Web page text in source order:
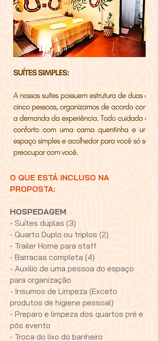
O QUE ESTÁ INCLUSO NA
PROPOSTA:
HOSPEDAGEM
- Suítes duplas (3)
- Quarto Duplo ou triplos (2)
- Trailer Home para staff
- Barracas completa (4)
- Auxilio de uma pessoa do espaço
para organização
- Insumos de Limpeza (Exceto
produtos de higiene pessoal)
- Preparo e limpeza dos quartos pré e
pós evento
- Troca do lixo do banheiro